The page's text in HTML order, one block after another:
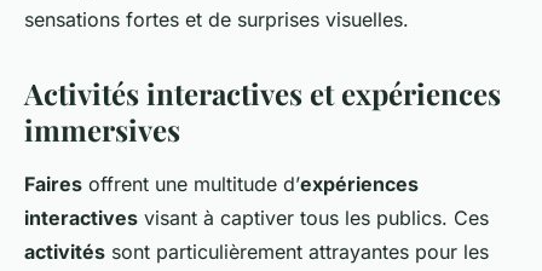
sensations fortes et de surprises visuelles.
Activités interactives et expériences
immersives
Faires offrent une multitude d’expériences
interactives visant à captiver tous les publics. Ces
activités sont particulièrement attrayantes pour les